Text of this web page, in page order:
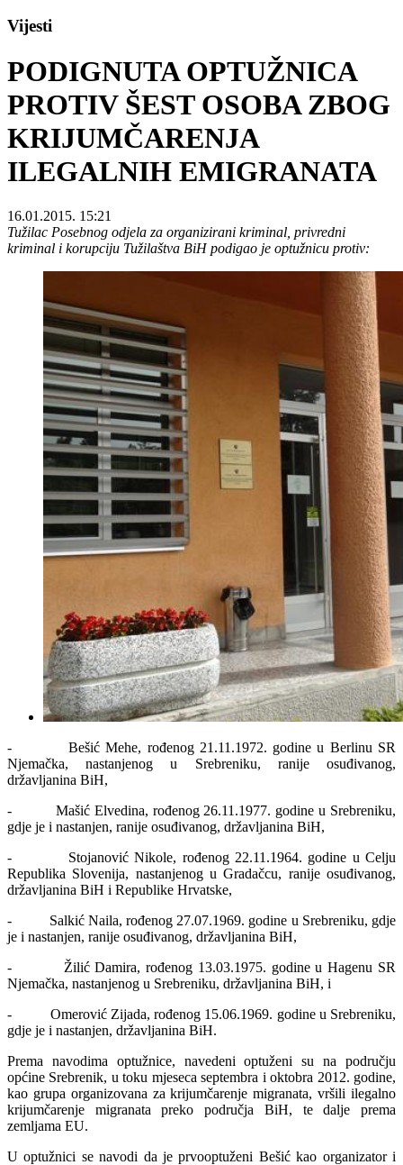
Vijesti
PODIGNUTA OPTUŽNICA
PROTIV ŠEST OSOBA ZBOG
KRIJUMČARENJA
ILEGALNIH EMIGRANATA
16.01.2015. 15:21
Tužilac Posebnog odjela za organizirani kriminal, privredni
kriminal i korupciju Tužilaštva BiH podigao je optužnicu protiv:
- Bešić Mehe, rođenog 21.11.1972. godine u Berlinu SR
Njemačka, nastanjenog u Srebreniku, ranije osuđivanog,
državljanina BiH,
- Mašić Elvedina, rođenog 26.11.1977. godine u Srebreniku,
gdje je i nastanjen, ranije osuđivanog, državljanina BiH,
- Stojanović Nikole, rođenog 22.11.1964. godine u Celju
Republika Slovenija, nastanjenog u Gradačcu, ranije osuđivanog,
državljanina BiH i Republike Hrvatske,
- Salkić Naila, rođenog 27.07.1969. godine u Srebreniku, gdje
je i nastanjen, ranije osuđivanog, državljanina BiH,
- Žilić Damira, rođenog 13.03.1975. godine u Hagenu SR
Njemačka, nastanjenog u Srebreniku, državljanina BiH, i
- Omerović Zijada, rođenog 15.06.1969. godine u Srebreniku,
gdje je i nastanjen, državljanina BiH.
Prema navodima optužnice, navedeni optuženi su na području
općine Srebrenik, u toku mjeseca septembra i oktobra 2012. godine,
kao grupa organizovana za krijumčarenje migranata, vršili ilegalno
krijumčarenje migranata preko područja BiH, te dalje prema
zemljama EU.
U optužnici se navodi da je prvooptuženi Bešić kao organizator i